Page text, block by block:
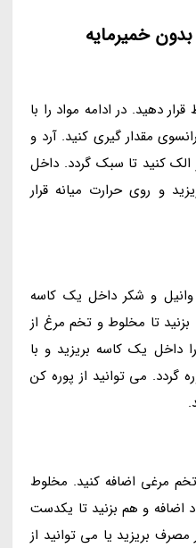
خمیرمایه
دهید. در ادامه مواد را با
مقدار گیری کنید. آرد و
الک کنید تا سبک گردد. داخل
و روی حرارت میانه قرار
وانیل و شکر داخل یک کاسه
تا مخلوط و تخم مرغ از
داخل یک کاسه بریزید و با
گردد. می توانید از پوره کن
تخم مرغی اضافه کنید. مخلوط
اضافه و هم بزنید تا یکدست
بریزید یا می توانید از